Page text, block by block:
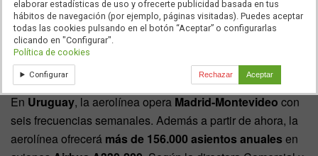
antes posible el vuelo diario que ofrecía antes de la
pandemia”.Según señaló López Solás.
Uruguay:
En Uruguay, la aerolínea opera Madrid-Montevideo con
seis frecuencias semanales. Además a partir de ahora, la
aerolínea ofrecerá más de 156.000 asientos anuales en
elaborar estadísticas de uso y ofrecerte publicidad basada en tus
hábitos de navegación (por ejemplo, páginas visitadas). Puedes aceptar
todas las cookies pulsando en el botón “Aceptar” o configurarlas
clicando en "Configurar".
Política de cookies
Configurar Rechazar Aceptar